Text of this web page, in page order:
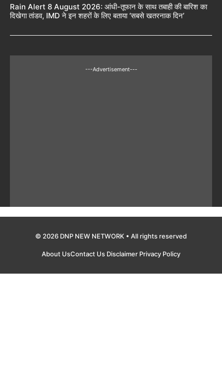
Rain Alert 8 August 2026: आंधी-तूफान के साथ तबाही की बारिश का
दिखेगा तांडव, IMD ने इन शहरों के लिए बताया ‘सबसे खतरनाक दिन’
---Advertisement---
© 2026 DNP NEW NETWORK • All rights reserved
About UsContact Us Disclaimer Privacy Policy